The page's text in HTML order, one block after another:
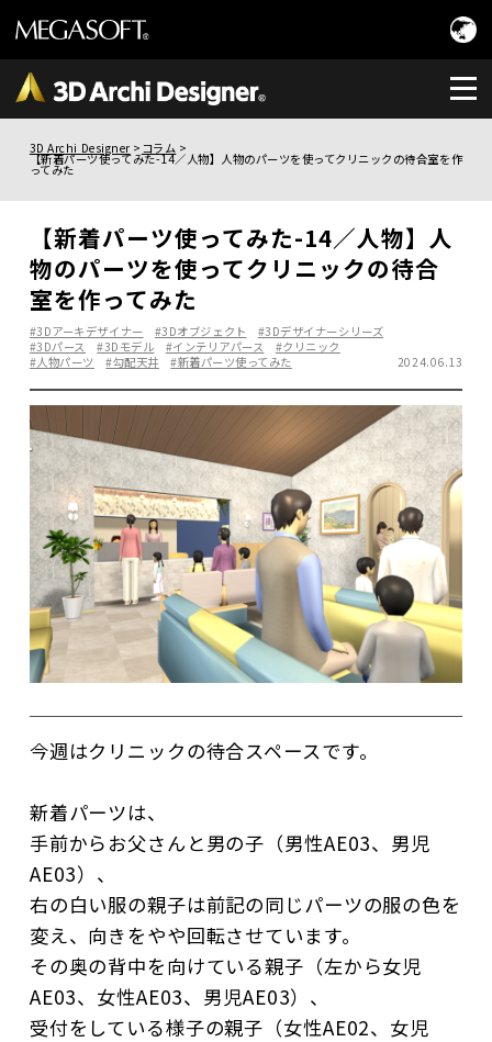
3D Archi Designer コラム
【新着パーツ使ってみた-14／人物】人物のパーツを使ってクリニックの待合室を作
ってみた
【新着パーツ使ってみた-14／人物】人
物のパーツを使ってクリニックの待合
室を作ってみた
#3Dアーキデザイナー #3Dオブジェクト
#3Dデザイナーシリーズ
#3Dパース
#3Dモデル #インテリアパース
#クリニック
#人物パーツ
#勾配天井 #新着パーツ使ってみた 2024.06.13
今週はクリニックの待合スペースです。
新着パーツは、
手前からお父さんと男の子（男性AE03、男児
AE03）、
右の白い服の親子は前記の同じパーツの服の色を
変え、向きをやや回転させています。
その奥の背中を向けている親子（左から女児
AE03、女性AE03、男児AE03）、
受付をしている様子の親子（女性AE02、女児